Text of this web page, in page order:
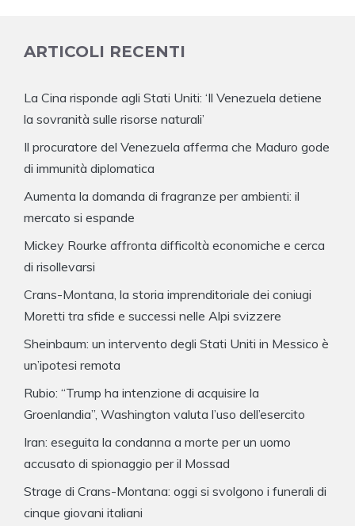
ARTICOLI RECENTI
La Cina risponde agli Stati Uniti: ‘Il Venezuela detiene
la sovranità sulle risorse naturali’
Il procuratore del Venezuela afferma che Maduro gode
di immunità diplomatica
Aumenta la domanda di fragranze per ambienti: il
mercato si espande
Mickey Rourke affronta difficoltà economiche e cerca
di risollevarsi
Crans-Montana, la storia imprenditoriale dei coniugi
Moretti tra sfide e successi nelle Alpi svizzere
Sheinbaum: un intervento degli Stati Uniti in Messico è
un’ipotesi remota
Rubio: “Trump ha intenzione di acquisire la
Groenlandia”, Washington valuta l’uso dell’esercito
Iran: eseguita la condanna a morte per un uomo
accusato di spionaggio per il Mossad
Strage di Crans-Montana: oggi si svolgono i funerali di
cinque giovani italiani